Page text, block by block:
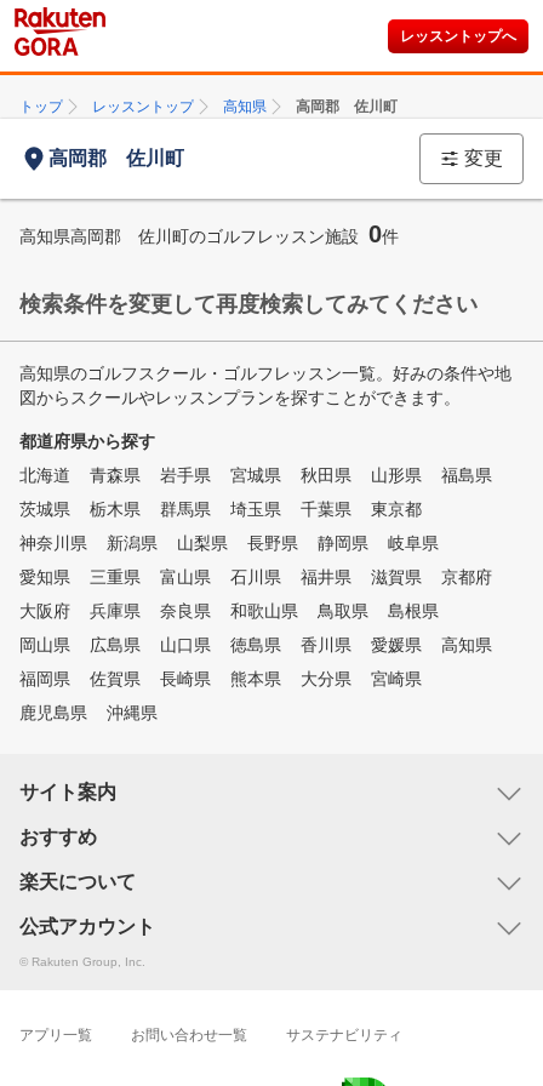
レッスントップへ
トップ レッスントップ 高知県 高岡郡 佐川町
高岡郡 佐川町 変更
高知県高岡郡 佐川町のゴルフレッスン施設 0件
検索条件を変更して再度検索してみてください
高知県のゴルフスクール・ゴルフレッスン一覧。好みの条件や地
図からスクールやレッスンプランを探すことができます。
都道府県から探す
北海道
青森県 岩手県 宮城県 秋田県 山形県
福島県
茨城県
栃木県 群馬県 埼玉県 千葉県
東京都
神奈川県
新潟県 山梨県 長野県 静岡県
岐阜県
愛知県
三重県 富山県 石川県 福井県 滋賀県
京都府
大阪府
兵庫県 奈良県 和歌山県 鳥取県
島根県
岡山県
広島県 山口県 徳島県 香川県 愛媛県
高知県
福岡県
佐賀県 長崎県 熊本県 大分県
宮崎県
鹿児島県
沖縄県
サイト案内
おすすめ
楽天について
公式アカウント
© Rakuten Group, Inc.
アプリ一覧 お問い合わせ一覧 サステナビリティ